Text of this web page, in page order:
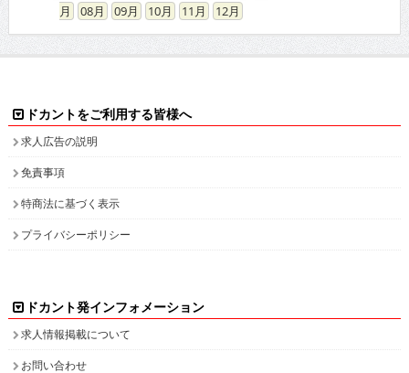
08
09 10 11 12
ドカントをご利用する皆様へ
求人広告の説明
免責事項
特商法に基づく表示
プライバシーポリシー
ドカント発インフォメーション
求人情報掲載について
お問い合わせ